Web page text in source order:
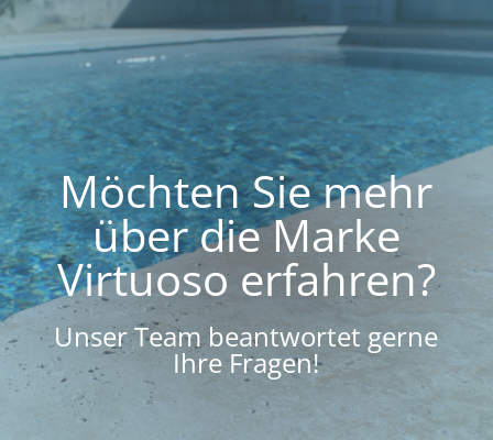
Möchten Sie mehr
über die Marke
Virtuoso erfahren?
Unser Team beantwortet gerne
Ihre Fragen!